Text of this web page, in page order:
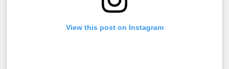
View this post on Instagram